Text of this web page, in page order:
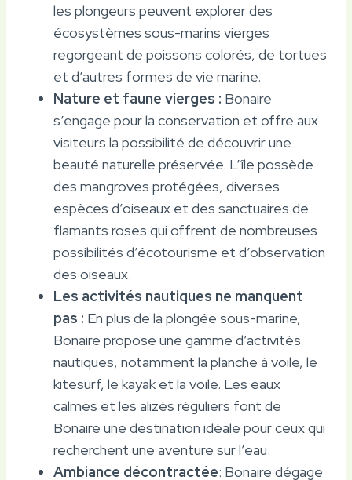
les plongeurs peuvent explorer des
écosystèmes sous-marins vierges
regorgeant de poissons colorés, de tortues
et d’autres formes de vie marine.
Nature et faune vierges : Bonaire
s’engage pour la conservation et offre aux
visiteurs la possibilité de découvrir une
beauté naturelle préservée. L’île possède
des mangroves protégées, diverses
espèces d’oiseaux et des sanctuaires de
flamants roses qui offrent de nombreuses
possibilités d’écotourisme et d’observation
des oiseaux.
Les activités nautiques ne manquent
pas : En plus de la plongée sous-marine,
Bonaire propose une gamme d’activités
nautiques, notamment la planche à voile, le
kitesurf, le kayak et la voile. Les eaux
calmes et les alizés réguliers font de
Bonaire une destination idéale pour ceux qui
recherchent une aventure sur l’eau.
Ambiance décontractée: Bonaire dégage